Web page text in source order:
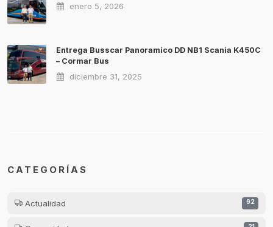
enero 5, 2026
Entrega Busscar Panoramico DD NB1 Scania K450C
– Cormar Bus
diciembre 31, 2025
CATEGORÍAS
Actualidad 92